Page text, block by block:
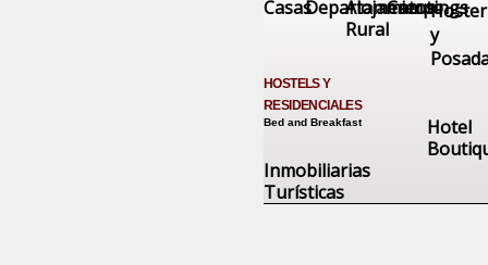
CasasDepartamentos
Alojamiento
Rural
Campings
y
HOSTELS Y
RESIDENCIALES
Bed and Breakfast
Hotel
Inmobiliarias
Turísticas